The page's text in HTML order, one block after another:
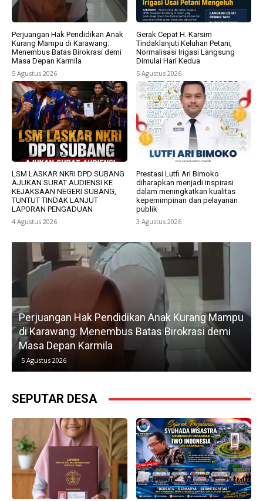
Perjuangan Hak Pendidikan Anak
Kurang Mampu di Karawang:
Menembus Batas Birokrasi demi
Masa Depan Karmila
5 Agustus 2026
Gerak Cepat H. Karsim
Tindaklanjuti Keluhan Petani,
Normalisasi Irigasi Langsung
Dimulai Hari Kedua
5 Agustus 2026
LSM LASKAR NKRI DPD SUBANG
AJUKAN SURAT AUDIENSI KE
KEJAKSAAN NEGERI SUBANG,
TUNTUT TINDAK LANJUT
LAPORAN PENGADUAN
4 Agustus 2026
Prestasi Lutfi Ari Bimoko
diharapkan menjadi inspirasi
dalam meningkatkan kualitas
kepemimpinan dan pelayanan
publik
3 Agustus 2026
Perjuangan Hak Pendidikan Anak Kurang Mampu
di Karawang: Menembus Batas Birokrasi demi
Masa Depan Karmila
5 Agustus 2026
SEPUTAR DESA